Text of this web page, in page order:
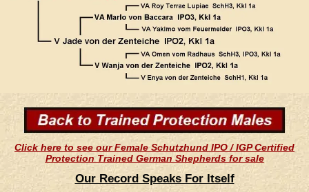
Click here to see our Female Schutzhund IPO / IGP Certified
Protection Trained German Shepherds for sale
Our Record Speaks For Itself